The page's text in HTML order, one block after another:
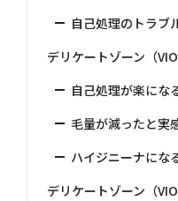
自己処理のトラブ
デリケートゾーン（
自己処理が楽にな
毛量が減ったと実
ハイジニーナにな
デリケートゾーン（